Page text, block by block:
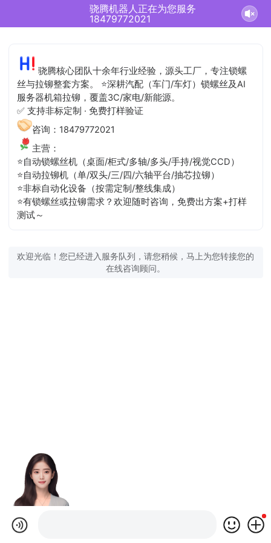
骁腾机器人正在为您服务
18479772021
骁腾核心团队十余年行业经验，源头工厂，专注锁螺
丝与拉铆整套方案。 ⭐深耕汽配（车门/车灯）锁螺丝及AI
服务器机箱拉铆，覆盖3C/家电/新能源。
✅ 支持非标定制 · 免费打样验证
咨询：18479772021
主营：
⭐自动锁螺丝机（桌面/柜式/多轴/多头/手持/视觉CCD）
⭐自动拉铆机（单/双头/三/四/六轴平台/抽芯拉铆）
⭐非标自动化设备（按需定制/整线集成）
⭐有锁螺丝或拉铆需求？欢迎随时咨询，免费出方案+打样
测试～
欢迎光临！您已经进入服务队列，请您稍候，马上为您转接您的
在线咨询顾问。